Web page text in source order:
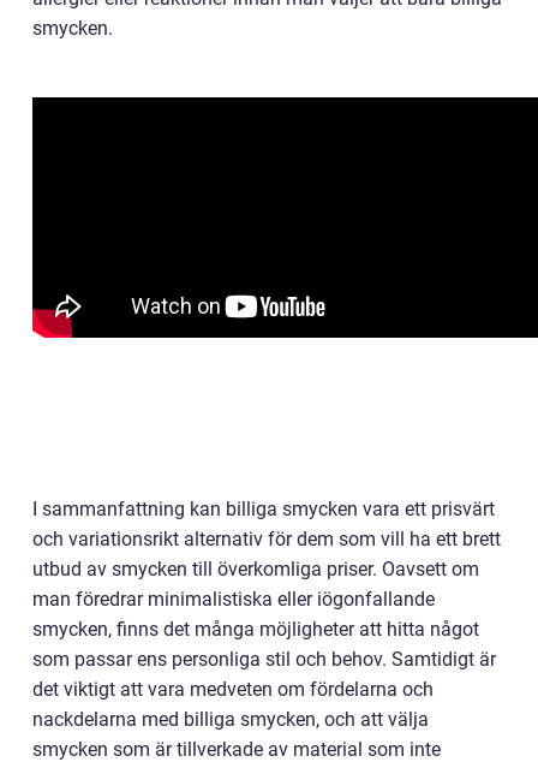
smycken.
I sammanfattning kan billiga smycken vara ett prisvärt
och variationsrikt alternativ för dem som vill ha ett brett
utbud av smycken till överkomliga priser. Oavsett om
man föredrar minimalistiska eller iögonfallande
smycken, finns det många möjligheter att hitta något
som passar ens personliga stil och behov. Samtidigt är
det viktigt att vara medveten om fördelarna och
nackdelarna med billiga smycken, och att välja
smycken som är tillverkade av material som inte